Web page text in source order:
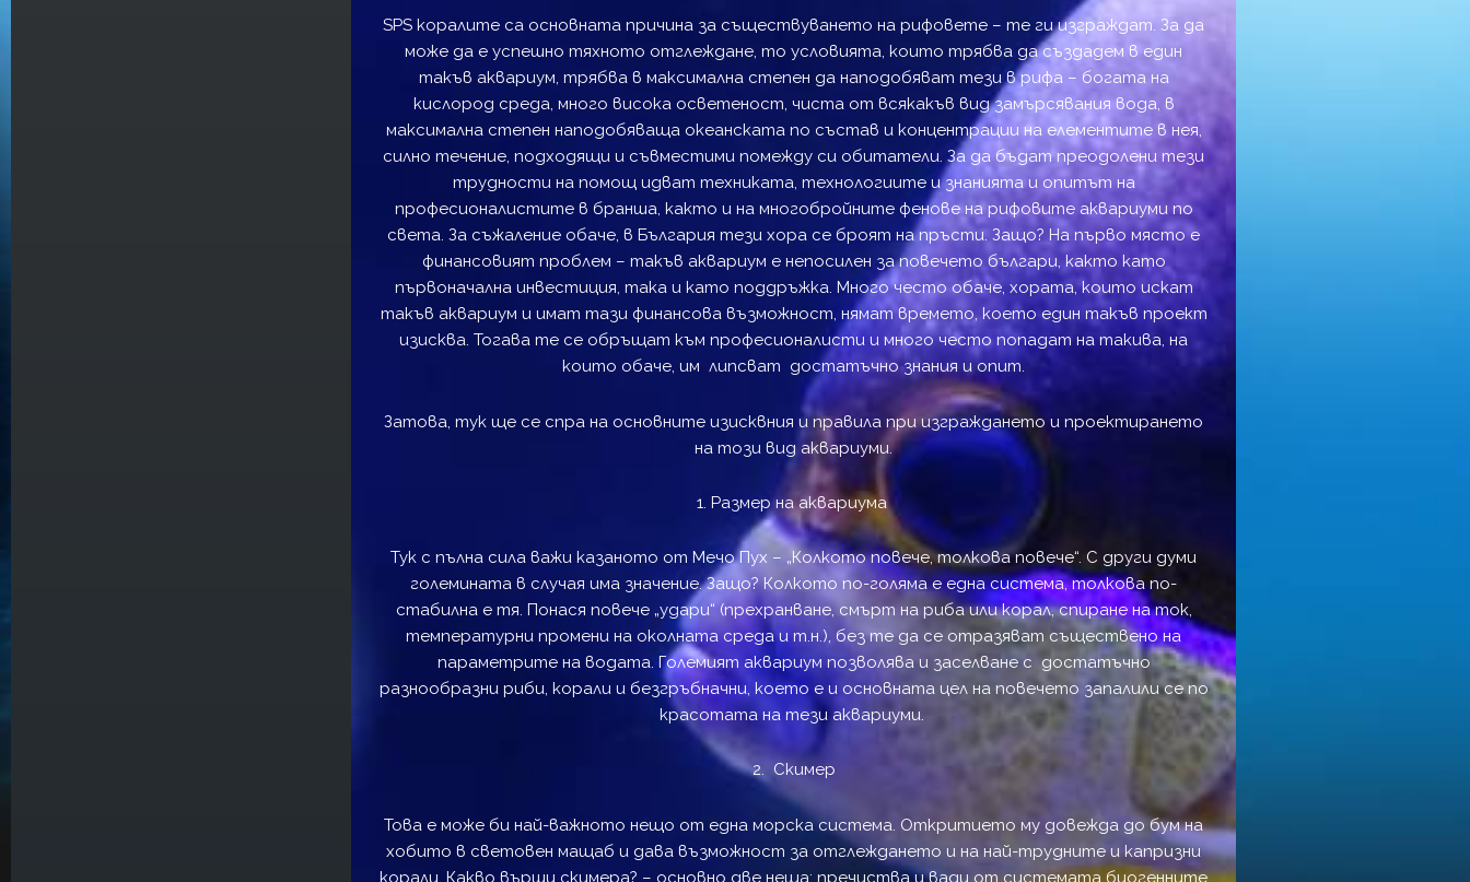
SPS коралите са основната причина за съществуването на рифовете – те ги изграждат. За да
може да е успешно тяхното отглеждане, то условията, които трябва да създадем в един
такъв аквариум, трябва в максимална степен да наподобяват тези в рифа – богата на
кислород среда, много висока осветеност, чиста от всякакъв вид замърсявания вода, в
максимална степен наподобяваща океанската по състав и концентрации на елементите в нея,
силно течение, подходящи и съвместими помежду си обитатели. За да бъдат преодолени тези
трудности на помощ идват техниката, технологиите и знанията и опитът на
професионалистите в бранша, както и на многобройните фенове на рифовите аквариуми по
света. За съжаление обаче, в България тези хора се броят на пръсти. Защо? На първо място е
финансовият проблем – такъв аквариум е непосилен за повечето българи, както като
първоначална инвестиция, така и като поддръжка. Много често обаче, хората, които искат
такъв аквариум и имат тази финансова възможност, нямат времето, което един такъв проект
изисква. Тогава те се обръщат към професионалисти и много често попадат на такива, на
които обаче, им липсват достатъчно знания и опит.
Затова, тук ще се спра на основните изисквния и правила при изграждането и проектирането
на този вид аквариуми.
1. Размер на аквариума
Тук с пълна сила важи казаното от Мечо Пух – „Колкото повече, толкова повече“. С други думи
големината в случая има значение. Защо? Колкото по-голяма е една система, толкова по-
стабилна е тя. Понася повече „удари“ (прехранване, смърт на риба или корал, спиране на ток,
температурни промени на околната среда и т.н.), без те да се отразяват съществено на
параметрите на водата. Големият аквариум позволява и заселване с достатъчно
разнообразни риби, корали и безгръбначни, което е и основната цел на повечето запалили се по
красотата на тези аквариуми.
2. Скимер
Това е може би най-важното нещо от една морска система. Откритието му довежда до бум на
хобито в световен мащаб и дава възможност за отглеждането и на най-трудните и капризни
корали. Какво върши скимера? – основно две неща: пречиства и вади от системата биогенните